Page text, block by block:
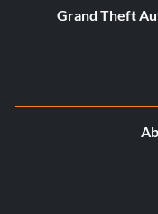
Grand Theft